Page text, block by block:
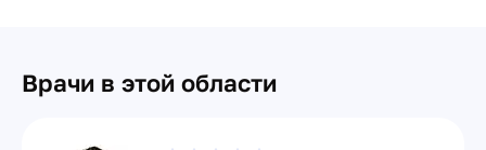
Врачи в этой области